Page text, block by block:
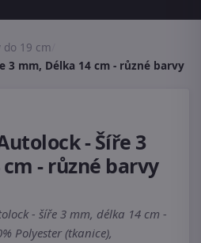
do 19 cm
3 mm, Délka 14 cm - různé barvy
- Šíře 3
- různé barvy
- šíře 3 mm, délka 14 cm -
Polyester (tkanice),